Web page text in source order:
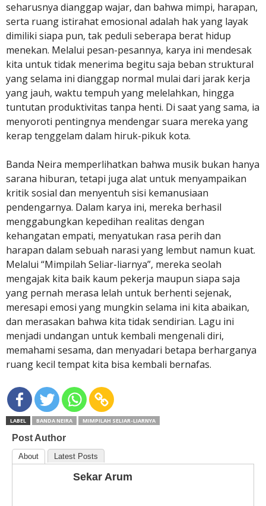
seharusnya dianggap wajar, dan bahwa mimpi, harapan,
serta ruang istirahat emosional adalah hak yang layak
dimiliki siapa pun, tak peduli seberapa berat hidup
menekan. Melalui pesan-pesannya, karya ini mendesak
kita untuk tidak menerima begitu saja beban struktural
yang selama ini dianggap normal mulai dari jarak kerja
yang jauh, waktu tempuh yang melelahkan, hingga
tuntutan produktivitas tanpa henti. Di saat yang sama, ia
menyoroti pentingnya mendengar suara mereka yang
kerap tenggelam dalam hiruk-pikuk kota.
Banda Neira memperlihatkan bahwa musik bukan hanya
sarana hiburan, tetapi juga alat untuk menyampaikan
kritik sosial dan menyentuh sisi kemanusiaan
pendengarnya. Dalam karya ini, mereka berhasil
menggabungkan kepedihan realitas dengan
kehangatan empati, menyatukan rasa perih dan
harapan dalam sebuah narasi yang lembut namun kuat.
Melalui “Mimpilah Seliar-liarnya”, mereka seolah
mengajak kita baik kaum pekerja maupun siapa saja
yang pernah merasa lelah untuk berhenti sejenak,
meresapi emosi yang mungkin selama ini kita abaikan,
dan merasakan bahwa kita tidak sendirian. Lagu ini
menjadi undangan untuk kembali mengenali diri,
memahami sesama, dan menyadari betapa berharganya
ruang kecil tempat kita bisa kembali bernafas.
LABEL BANDA NEIRA MIMPILAH SELIAR-LIARNYA
Post Author
About Latest Posts
Sekar Arum